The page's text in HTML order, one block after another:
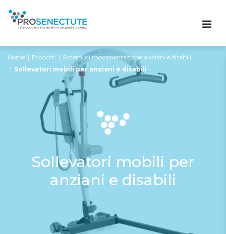
Sollevatori mobili per
anziani e disabili
Home Prodotti
Sistemi di movimentazione anziani e disabili
Sollevatori mobili per anziani e disabili